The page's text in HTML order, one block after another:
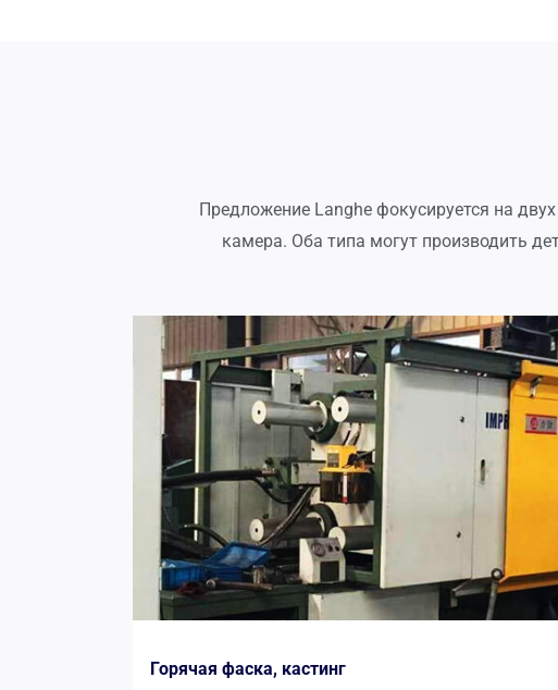
Предложение Langhe фокусируется на
камера. Оба типа могут производить
Горячая фаска, кастинг